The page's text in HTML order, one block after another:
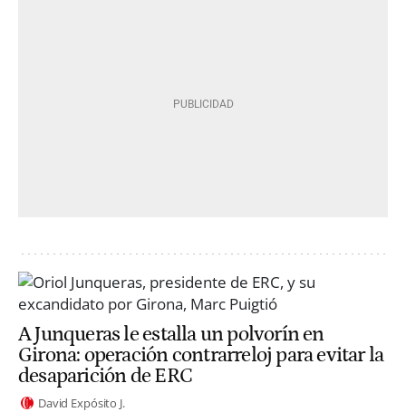
A Junqueras le estalla un polvorín en
Girona: operación contrarreloj para evitar la
desaparición de ERC
David Expósito J.